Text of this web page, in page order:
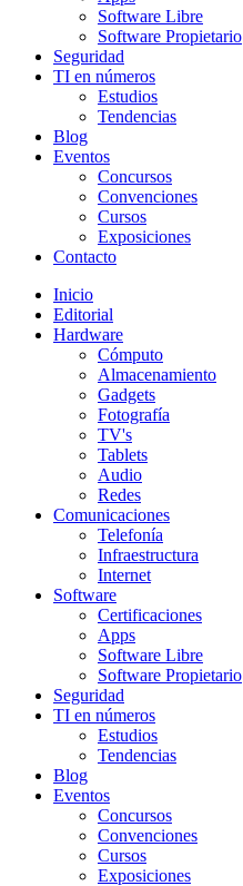
Software Libre
Software Propietario
Seguridad
TI en números
Estudios
Tendencias
Blog
Eventos
Concursos
Convenciones
Cursos
Exposiciones
Contacto
Inicio
Editorial
Hardware
Cómputo
Almacenamiento
Gadgets
Fotografía
TV's
Tablets
Audio
Redes
Comunicaciones
Telefonía
Infraestructura
Internet
Software
Certificaciones
Apps
Software Libre
Software Propietario
Seguridad
TI en números
Estudios
Tendencias
Blog
Eventos
Concursos
Convenciones
Cursos
Exposiciones